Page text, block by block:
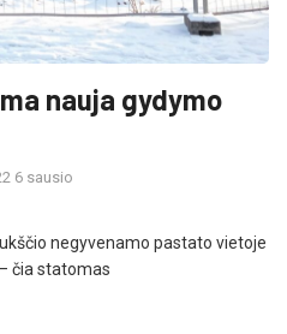
nauja gydymo
6 sausio
negyvenamo pastato vietoje
čia statomas